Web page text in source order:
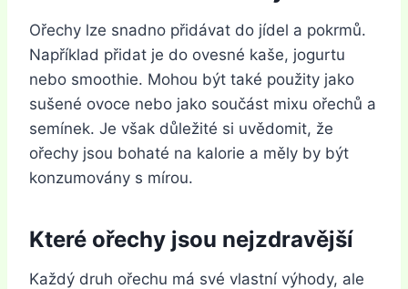
Ořechy lze snadno přidávat do jídel a pokrmů.
Například přidat je do ovesné kaše, jogurtu
nebo smoothie. Mohou být také použity jako
sušené ovoce nebo jako součást mixu ořechů a
semínek. Je však důležité si uvědomit, že
ořechy jsou bohaté na kalorie a měly by být
konzumovány s mírou.
Které ořechy jsou nejzdravější
Každý druh ořechu má své vlastní výhody, ale